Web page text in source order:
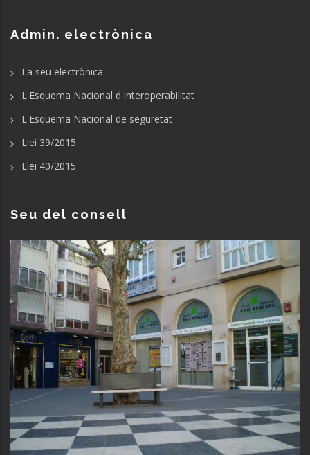
Admin. electrònica
La seu electrònica
L'Esquema Nacional d'Interoperabilitat
L'Esquema Nacional de seguretat
Llei 39/2015
Llei 40/2015
Seu del consell